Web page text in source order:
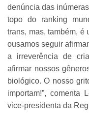
denúncia das
topo do ranking
trans, mas, também, é
ousamos seguir
a irreverência de
afirmar nossos
biológico. O nosso
importam!”, comenta
vice-presidenta da